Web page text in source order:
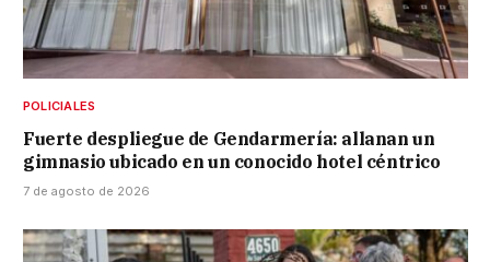
POLICIALES
Fuerte despliegue de Gendarmería: allanan un
gimnasio ubicado en un conocido hotel céntrico
7 de agosto de 2026